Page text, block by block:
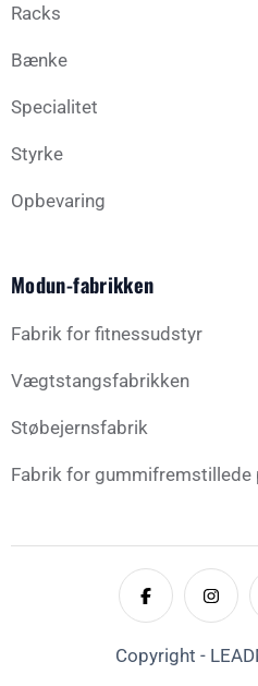
Racks
Bænke
Specialitet
Styrke
Opbevaring
Modun-fabrikken
Fabrik for fitnessudstyr
Vægtstangsfabrikken
Støbejernsfabrik
Fabrik for gummifremstillede
Copyright -